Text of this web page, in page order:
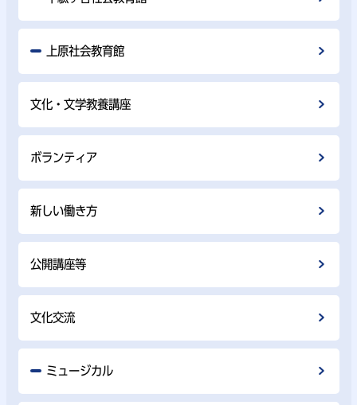
上原社会教育館
文化・文学教養講座
ボランティア
新しい働き方
公開講座等
文化交流
ミュージカル